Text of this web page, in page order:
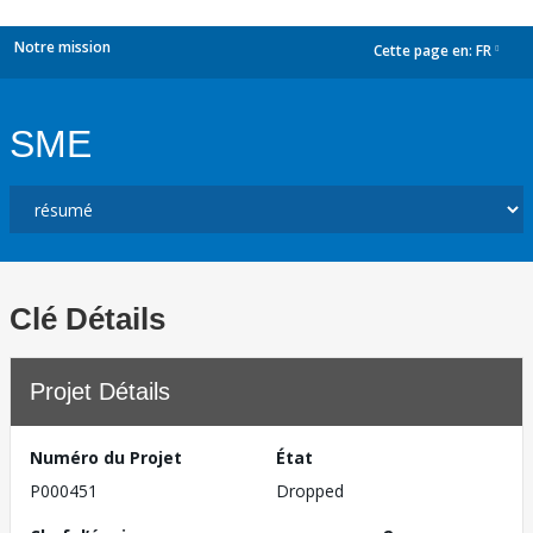
Notre mission Cette page en: FR
SME
Clé Détails
Projet Détails
Numéro du Projet
P000451
État
Dropped